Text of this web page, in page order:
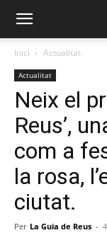
Inici Actualitat
Actualitat
Neix el
Reus’,
com a
la rosa,
ciutat.
Per La Guia de Reus -